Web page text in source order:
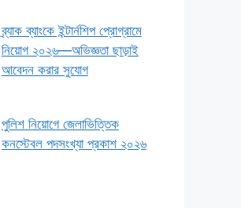
ব্র্যাক ব্যাংকে ইন্টার্নশিপ প্রোগ্রামে
নিয়োগ ২০২৬—অভিজ্ঞতা ছাড়াই
আবেদন করার সুযোগ
পুলিশ নিয়োগে জেলাভিত্তিক
কনস্টেবল পদসংখ্যা প্রকাশ ২০২৬